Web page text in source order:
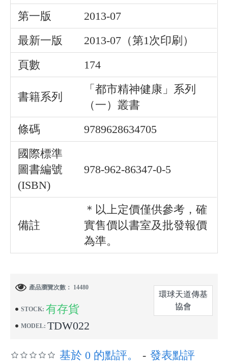
第一版
2013-07
最新一版
2013-07（第1次印刷）
頁數
174
書籍系列
「都市精神健康」系列
（一）叢書
條碼
9789628634705
國際標準
圖書編號
(ISBN)
978-962-86347-0-5
備註
＊以上定價僅供參考，確
實售價以書室及批發報價
為準。
STOCK: 有存貨
MODEL: TDW022
環球天道傳基
協會
產品瀏覽次數： 14480
基於 0 的點評。 - 發表點評